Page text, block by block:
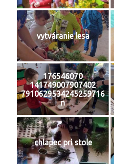
vytváranie lesa
176546070
141749007907402
7910629534245259716
n
chlapec pri stole